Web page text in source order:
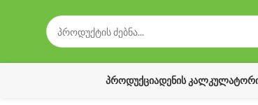
ᲞᲠᲝᲓᲣᲥᲪᲘᲐᲓᲔᲜᲘᲡ